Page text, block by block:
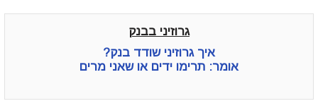
גרוזיני בבנק
איך גרוזיני שודד בנק?
אומר: תרימו ידים או שאני מרים